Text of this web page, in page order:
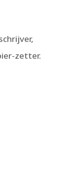
zetter.